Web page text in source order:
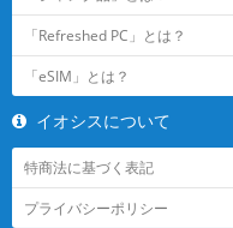
「Refreshed PC」とは？
「eSIM」とは？
イオシスについて
特商法に基づく表記
プライバシーポリシー